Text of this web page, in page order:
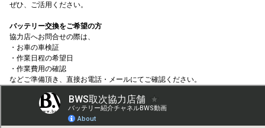
ぜひ、ご活用ください。
バッテリー交換をご希望の方
協力店へお問合せの際は、
・お車の車検証
・作業日程の希望日
・作業費用の確認
などご準備頂き、直接お電話・メールにてご確認ください。